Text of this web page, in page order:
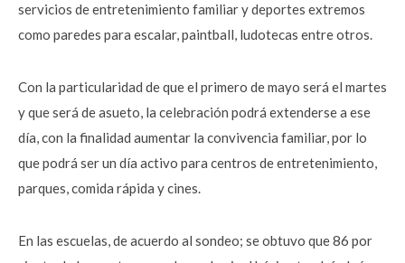
servicios de entretenimiento familiar y deportes extremos
como paredes para escalar, paintball, ludotecas entre otros.
Con la particularidad de que el primero de mayo será el martes
y que será de asueto, la celebración podrá extenderse a ese
día, con la finalidad aumentar la convivencia familiar, por lo
que podrá ser un día activo para centros de entretenimiento,
parques, comida rápida y cines.
En las escuelas, de acuerdo al sondeo; se obtuvo que 86 por